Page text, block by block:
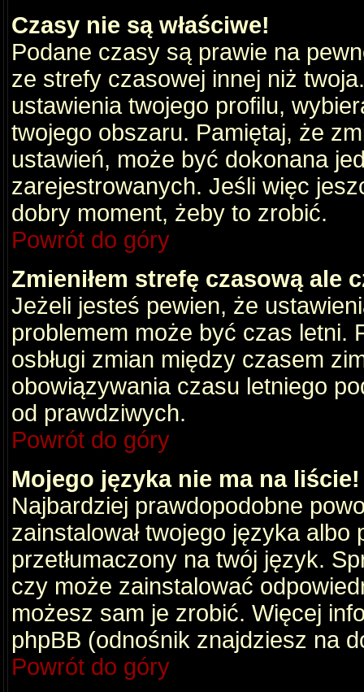
Czasy nie są właściwe!
Podane czasy są prawie na
ze strefy czasowej innej niż
ustawienia twojego profilu,
twojego obszaru. Pamiętaj, że
ustawień, może być dokonana
zarejestrowanych. Jeśli więc
dobry moment, żeby to zrobić.
Powrót do góry
Zmieniłem strefę czasową ale
Jeżeli jesteś pewien, że
problemem może być czas letni.
osbługi zmian między czasem
obowiązywania czasu letniego
od prawdziwych.
Powrót do góry
Mojego języka nie ma na liście!
Najbardziej prawdopodobne
zainstalował twojego języka albo
przetłumaczony na twój język.
czy może zainstalować
możesz sam je zrobić. Więcej
phpBB (odnośnik znajdziesz na
Powrót do góry